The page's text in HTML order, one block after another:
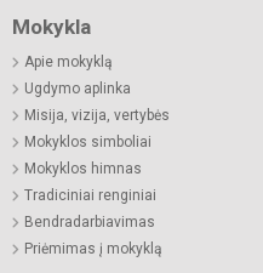
Mokykla
Apie mokyklą
Ugdymo aplinka
Misija, vizija, vertybės
Mokyklos simboliai
Mokyklos himnas
Tradiciniai renginiai
Bendradarbiavimas
Priėmimas į mokyklą